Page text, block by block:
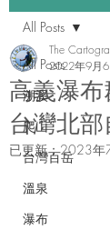
All Posts
溯溪
爬山
台灣百岳
溫泉
瀑布
All Posts
高義瀑
台灣北
The
2022年9月6
已更新：2023年